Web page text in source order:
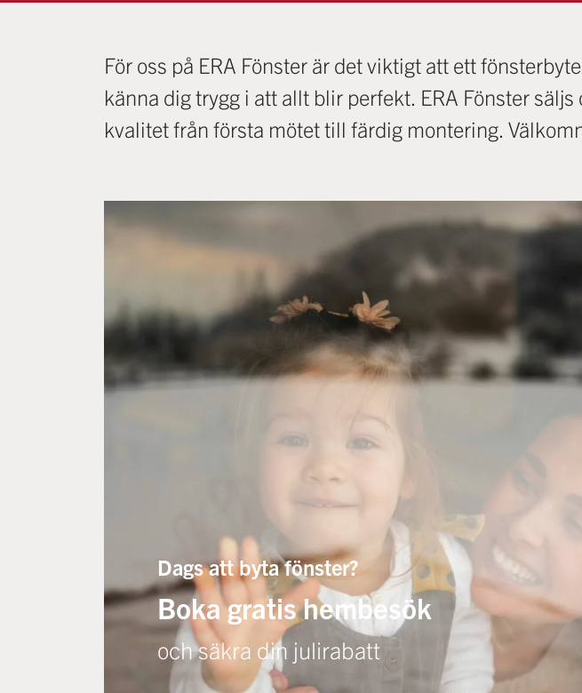
För oss på ERA Fönster är det viktigt att ett
känna dig trygg i att allt blir perfekt. ERA Fönster
kvalitet från första mötet till färdig montering.
Dags att byta fönster?
Boka gratis hembesök
och säkra din julirabatt